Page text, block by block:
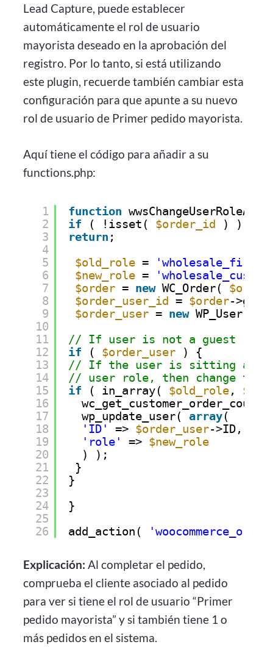
Lead Capture, puede establecer
automáticamente el rol de usuario
mayorista deseado en la aprobación del
registro. Por lo tanto, si está utilizando
este plugin, recuerde también cambiar esta
configuración para que apunte a su nuevo
rol de usuario de Primer pedido mayorista.
Aquí tiene el código para añadir a su
functions.php:
1
2
3
4
5
6
7
8
9
10
11
12
13
14
15
16
17
18
19
20
21
22
23
24
25
26
function
if
( !isset( $order_id
) )
return ;
$old_role =
$new_role =
$order = new WC_Order(
$order_user_id = $order-
$order_user = new WP_User(
// If user is not a guest
if
( $order_user
) {
// If the user is sitting at 1
// user role, then change the
if
( in_array( $old_role,
wc_get_customer_order_count(
wp_update_user( array(
'ID'
=> $order_user->ID,
'role'
=> $new_role
) );
}
}
}
add_action(
Explicación:Al completar el pedido,
comprueba el cliente asociado al pedido
para ver si tiene el rol de usuario “Primer
pedido mayorista” y si también tiene 1 o
más pedidos en el sistema.